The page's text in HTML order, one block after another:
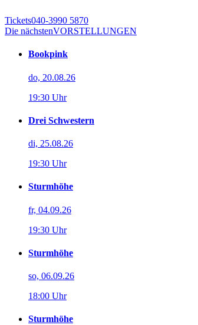
Tickets040-3990 5870
Die nächstenVORSTELLUNGEN
Bookpink
do, 20.08.26
19:30 Uhr
Drei Schwestern
di, 25.08.26
19:30 Uhr
Sturmhöhe
fr, 04.09.26
19:30 Uhr
Sturmhöhe
so, 06.09.26
18:00 Uhr
Sturmhöhe